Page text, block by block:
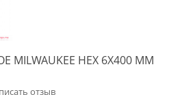
HEX 6X400 ММ
отзыв